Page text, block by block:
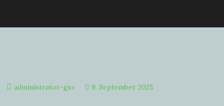
9. September 2025